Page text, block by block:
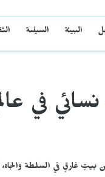
البيئة السياسة
في
غارقٍ في السلطة والجاه،